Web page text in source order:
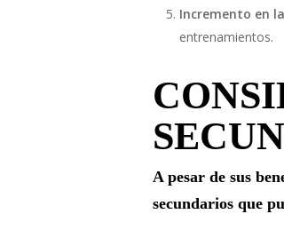
Incremento en
entrenamientos.
A pesar de sus
secundarios que